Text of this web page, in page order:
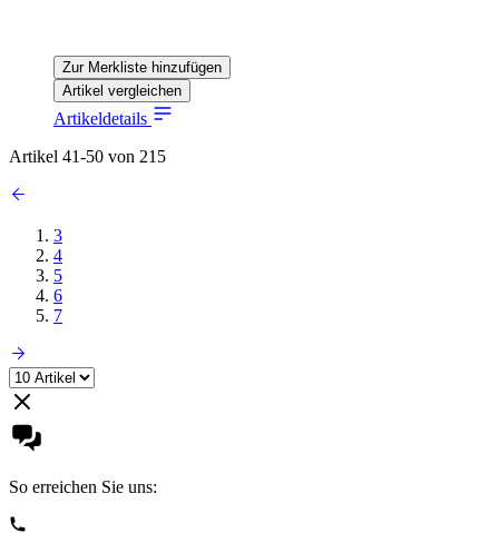
Zur Merkliste hinzufügen
Artikel vergleichen
Artikeldetails
Artikel 41-50 von 215
3
4
5
6
7
So erreichen Sie uns: